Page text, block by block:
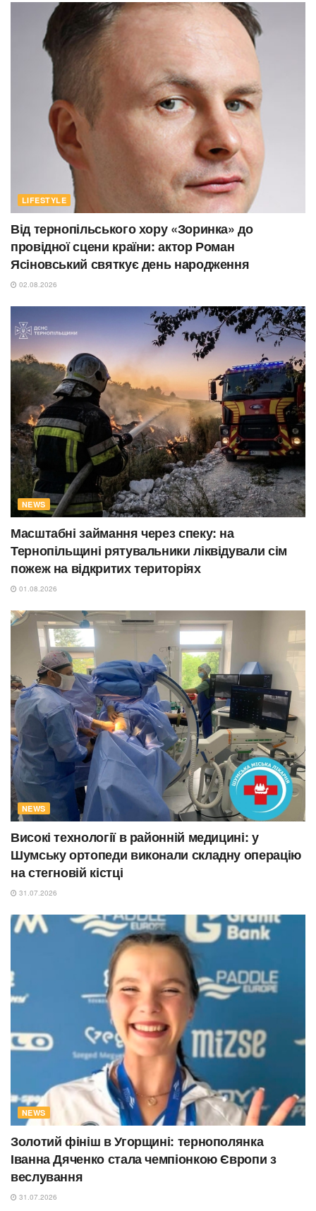
LIFESTYLE
Від тернопільського хору «Зоринка» до
провідної сцени країни: актор Роман
Ясіновський святкує день народження
02.08.2026
NEWS
Масштабні займання через спеку: на
Тернопільщині рятувальники ліквідували сім
пожеж на відкритих територіях
01.08.2026
NEWS
Високі технології в районній медицині: у
Шумську ортопеди виконали складну операцію
на стегновій кістці
31.07.2026
NEWS
Золотий фініш в Угорщині: тернополянка
Іванна Дяченко стала чемпіонкою Європи з
веслування
31.07.2026